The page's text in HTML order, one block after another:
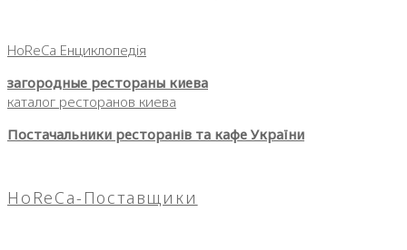
HoReCa Енциклопедія
загородные рестораны киева
каталог ресторанов киева
Постачальники ресторанів та кафе України
HoReCa-Поставщики